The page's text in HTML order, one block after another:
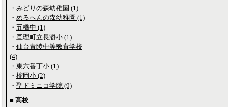
・ みどりの森幼稚園 (1)
・ めるへんの森幼稚園 (1)
・ 五橋中 (1)
・ 亘理町立長瀞小 (1)
・ 仙台青陵中等教育学校
(4)
・ 東六番丁小 (1)
・ 榴岡小 (2)
・ 聖ドミニコ学院 (9)
■ 高校